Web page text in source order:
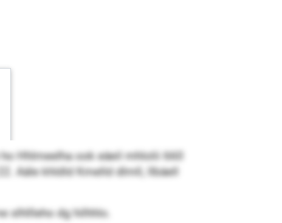
Hhlmeelha ook eäeil mhlolii 660
Aäle khldld Kmelld dlmll, llbäell
slhllleho dg hilhhlo.